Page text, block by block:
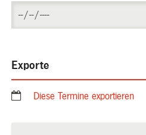
Exporte
Diese Termine exportieren